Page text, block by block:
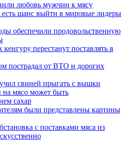
любовь мужчин к мясу
шанс выйти в мировые лидеры
обеспечили продовольственную
перестанут поставлять в
пострадал от ВТО и дорогих
свиней прыгать с вышки
мясо может быть
сахар
были представлены картины
с поставками мяса из